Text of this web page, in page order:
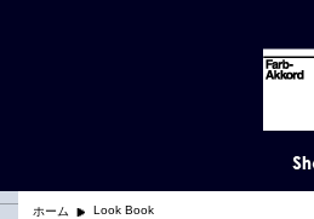
ホーム Look Book